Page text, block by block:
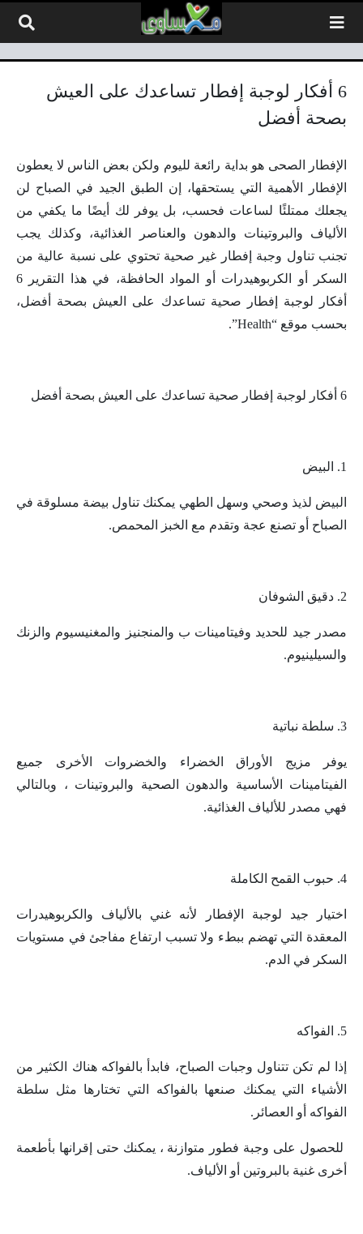
6 أفكار لوجبة إفطار تساعدك على العيش
بصحة أفضل
الإفطار الصحى هو بداية رائعة لليوم ولكن بعض الناس لا يعطون
الإفطار الأهمية التي يستحقها، إن الطبق الجيد في الصباح لن
يجعلك ممتلئًا لساعات فحسب، بل يوفر لك أيضًا ما يكفي من
الألياف والبروتينات والدهون والعناصر الغذائية، وكذلك يجب
تجنب تناول وجبة إفطار غير صحية تحتوي على نسبة عالية من
السكر أو الكربوهيدرات أو المواد الحافظة، في هذا التقرير 6
أفكار لوجبة إفطار صحية تساعدك على العيش بصحة أفضل،
بحسب موقع “Health”.
6 أفكار لوجبة إفطار صحية تساعدك على العيش بصحة أفضل
1. البيض
البيض لذيذ وصحي وسهل الطهي يمكنك تناول بيضة مسلوقة في
الصباح أو تصنع عجة وتقدم مع الخبز المحمص.
2. دقيق الشوفان
مصدر جيد للحديد وفيتامينات ب والمنجنيز والمغنيسيوم والزنك
والسيلينيوم.
3. سلطة نباتية
يوفر مزيج الأوراق الخضراء والخضروات الأخرى جميع
الفيتامينات الأساسية والدهون الصحية والبروتينات ، وبالتالي
فهي مصدر للألياف الغذائية.
4. حبوب القمح الكاملة
اختيار جيد لوجبة الإفطار لأنه غني بالألياف والكربوهيدرات
المعقدة التي تهضم ببطء ولا تسبب ارتفاع مفاجئ في مستويات
السكر في الدم.
5. الفواكه
إذا لم تكن تتناول وجبات الصباح، فابدأ بالفواكه هناك الكثير من
الأشياء التي يمكنك صنعها بالفواكه التي تختارها مثل سلطة
الفواكه أو العصائر.
للحصول على وجبة فطور متوازنة ، يمكنك حتى إقرانها بأطعمة
أخرى غنية بالبروتين أو الألياف.